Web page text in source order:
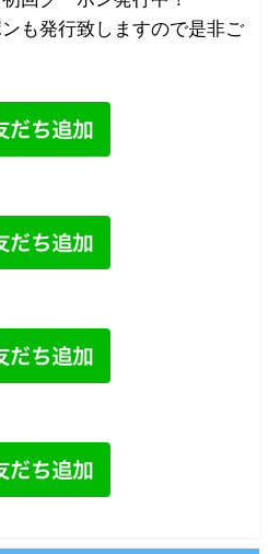
も発行致しますので是非ご